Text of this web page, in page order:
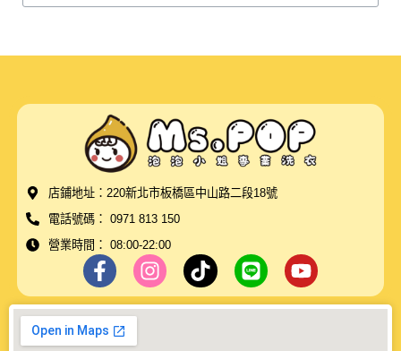
店鋪地址：220新北市板橋區中山路二段18號
電話號碼： 0971 813 150
營業時間： 08:00-22:00
F
a
c
e
I
n
s
T
i
k
L
i
n
Y
o
u